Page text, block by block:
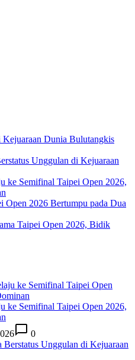
Dunia Bulutangkis
Unggulan di Kejuaraan
ke Semifinal Taipei Open 2026,
Open 2026 Bertumpu pada Dua
Taipei Open 2026, Bidik
ke Semifinal Taipei Open 2026,
0